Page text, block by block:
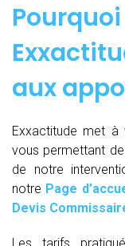
aux
Exxactitude met à
vous permettant
de notre
notre Page
Devis